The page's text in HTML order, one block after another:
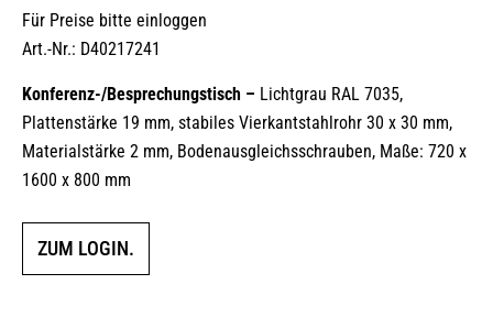
Für Preise bitte einloggen
Art.-Nr.: D40217241
Konferenz-/Besprechungstisch – Lichtgrau RAL 7035,
Plattenstärke 19 mm, stabiles Vierkantstahlrohr 30 x 30 mm,
Materialstärke 2 mm, Bodenausgleichsschrauben, Maße: 720 x
1600 x 800 mm
ZUM LOGIN.